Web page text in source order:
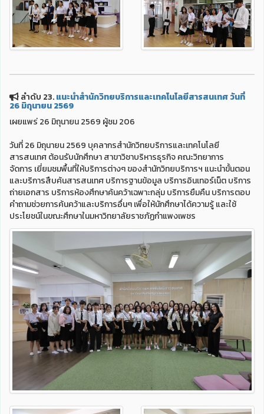
ลำดับ 23.แนะนำสำนักวิทยบริการและเทคโนโลยีสารสนเทศ วันที่
26 มิถุนายน 2569
เผยแพร่ 26 มิถุนายน 2569 ผู้ชม 206
วันที่ 26 มิถุนายน 2569 บุคลากรสำนักวิทยบริการและเทคโนโลยี
สารสนเทศ ต้อนรับนักศึกษา สาขาวิชาบริหารธุรกิจ คณะวิทยาการ
จัดการ เยี่ยมชมพื้นที่ให้บริการต่างๆ ของสำนักวิทยบริการฯ แนะนำขั้นตอน
และบริการสืบค้นสารสนเทศ บริการฐานข้อมูล บริการอินเทอร์เน็ต บริการ
ถ่ายเอกสาร บริการห้องศึกษาค้นคว้าเฉพาะกลุ่ม บริการยืมคืน บริการตอบ
คำถามช่วยการค้นคว้าและบริการอื่นๆ เพื่อให้นักศึกษาได้ความรู้ และใช้
ประโยชน์ในขณะศึกษาในมหาวิทยาลัยราชภัฏกำแพงเพชร